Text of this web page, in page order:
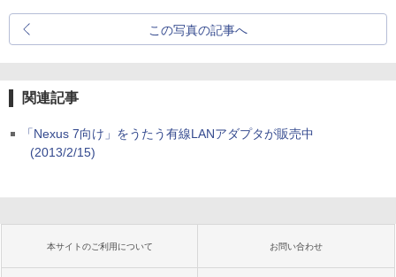
この写真の記事へ
関連記事
「Nexus 7向け」をうたう有線LANアダプタが販売中
(2013/2/15)
本サイトのご利用について お問い合わせ